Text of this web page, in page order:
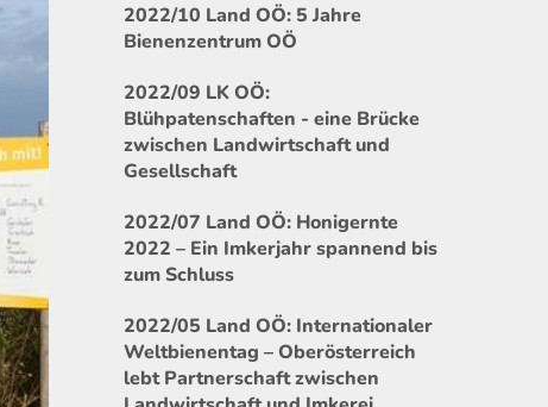
2022/10 Land OÖ: 5 Jahre
Bienenzentrum OÖ
2022/09 LK OÖ:
Blühpatenschaften - eine Brücke
zwischen Landwirtschaft und
Gesellschaft
2022/07 Land OÖ: Honigernte
2022 – Ein Imkerjahr spannend bis
zum Schluss
2022/05 Land OÖ: Internationaler
Weltbienentag – Oberösterreich
lebt Partnerschaft zwischen